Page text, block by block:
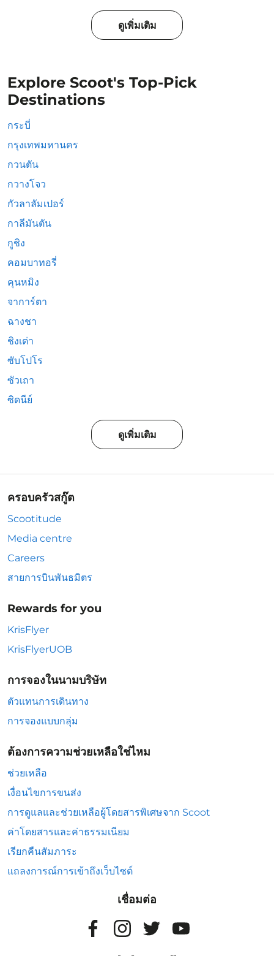
ดูเพิ่มเติม
Explore Scoot's Top-Pick
Destinations
กระบี่
กรุงเทพมหานคร
กวนตัน
กวางโจว
กัวลาลัมเปอร์
กาลีมันตัน
กูชิง
คอมบาทอรี่
คุนหมิง
จาการ์ตา
ฉางชา
ชิงเต่า
ซับโปโร
ซัวเถา
ซิดนีย์
ดูเพิ่มเติม
ครอบครัวสกู๊ต
Scootitude
Media centre
Careers
สายการบินพันธมิตร
Rewards for you
KrisFlyer
KrisFlyerUOB
การจองในนามบริษัท
ตัวแทนการเดินทาง
การจองแบบกลุ่ม
ต้องการความช่วยเหลือใช่ไหม
ช่วยเหลือ
เงื่อนไขการขนส่ง
การดูแลและช่วยเหลือผู้โดยสารพิเศษจาก Scoot
ค่าโดยสารและค่าธรรมเนียม
เรียกคืนสัมภาระ
แถลงการณ์การเข้าถึงเว็บไซต์
เชื่อมต่อ